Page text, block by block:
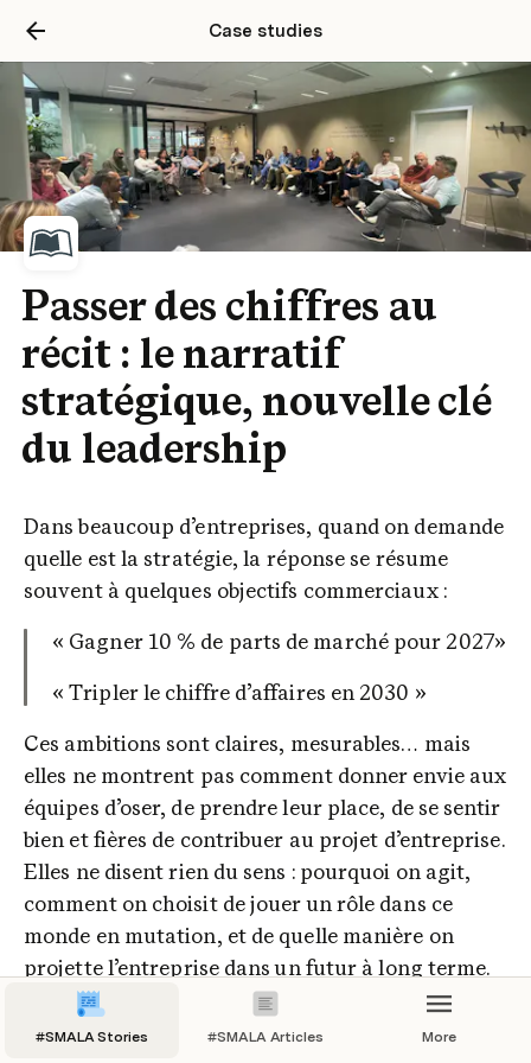
Case studies
Passer des chiffres au
récit : le narratif
stratégique, nouvelle clé
du leadership
Dans beaucoup d’entreprises, quand on demande
quelle est la stratégie, la réponse se résume
souvent à quelques objectifs commerciaux :
« Gagner 10 % de parts de marché pour 2027»
« Tripler le chiffre d’affaires en 2030 »
Ces ambitions sont claires, mesurables… mais
elles ne montrent pas comment donner envie aux
équipes d’oser, de prendre leur place, de se sentir
bien et fières de contribuer au projet d’entreprise.
Elles ne disent rien du sens : pourquoi on agit,
comment on choisit de jouer un rôle dans ce
monde en mutation, et de quelle manière on
projette l’entreprise dans un futur à long terme.
Or en 2025, les marchés sont complexes,
IA, High-Tech
PME
La SMALA a réuni ses
dirigeants de PMEs) à Bruxelles
pour prendre soin de notre
pour plonger dans l’ambiguïté,
points de vue et imaginer des
qui réconcilient innovation et
tomber dans le techno-
inspirantes ont ouvert la réflexion :
Brion, CEO d’I-Care Group et
l’année sur le thème CARE,
, CEO d’Opinum, expert en data et
, CEO de Merytherm, acteur
engagé.
#SMALA Stories #SMALA Articles More